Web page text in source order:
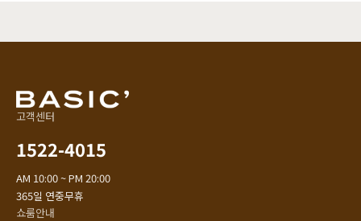
고객센터
1522-4015
AM 10:00 ~ PM 20:00
365일 연중무휴
쇼룸안내